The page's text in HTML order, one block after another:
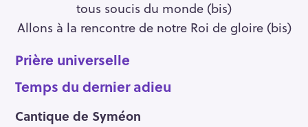
tous soucis du monde (bis)
Allons à la rencontre de notre Roi de gloire (bis)
Prière universelle
Temps du dernier adieu
Cantique de Syméon